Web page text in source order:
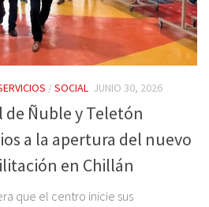
/SOCIAL JUNIO 30, 2026
Ñuble y Teletón
a la apertura del nuevo
en Chillán
que el centro inicie sus